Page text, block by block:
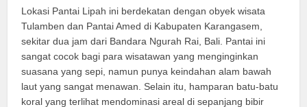
Lokasi Pantai Lipah ini berdekatan dengan obyek wisata
Tulamben dan Pantai Amed di Kabupaten Karangasem,
sekitar dua jam dari Bandara Ngurah Rai, Bali. Pantai ini
sangat cocok bagi para wisatawan yang menginginkan
suasana yang sepi, namun punya keindahan alam bawah
laut yang sangat menawan. Selain itu, hamparan batu-batu
koral yang terlihat mendominasi areal di sepanjang bibir